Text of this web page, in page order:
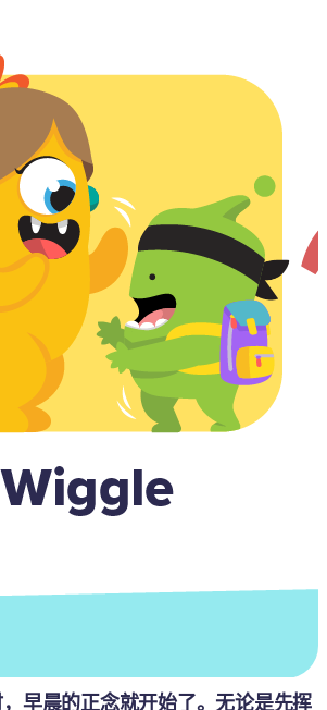
早晨的正念就开始了。无论是先挥